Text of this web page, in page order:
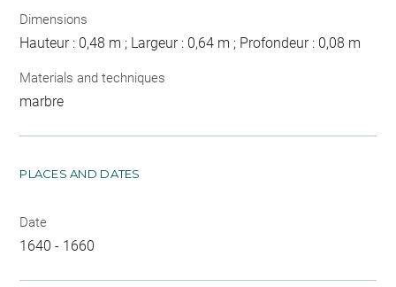
Dimensions
Hauteur : 0,48 m ; Largeur : 0,64 m ; Profondeur : 0,08 m
Materials and techniques
marbre
PLACES AND DATES
Date
1640 - 1660